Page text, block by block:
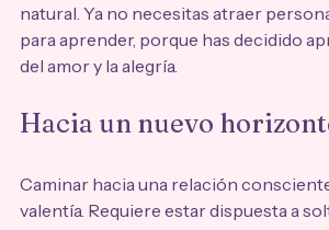
natural. Ya no necesitas atraer
para aprender, porque has decidido
del amor y la alegría.
Hacia un nuevo
Caminar hacia una relación
valentía. Requiere estar dispuesta a